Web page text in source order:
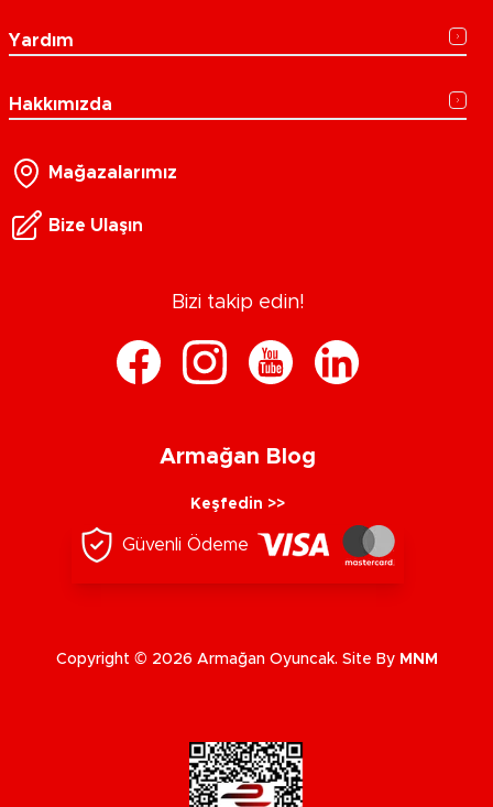
Yardım
Hakkımızda
Mağazalarımız
Bize Ulaşın
Bizi takip edin!
Armağan Blog
Keşfedin >>
Güvenli Ödeme
Copyright © 2026 Armağan Oyuncak. Site By MNM